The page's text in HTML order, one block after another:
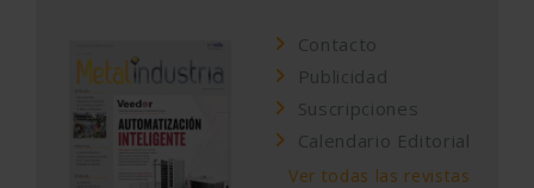
Contacto
Publicidad
Suscripciones
Calendario Editorial
Ver todas las revistas